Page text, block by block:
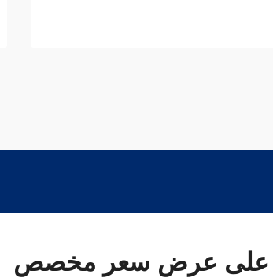
على عرض سعر مخصص